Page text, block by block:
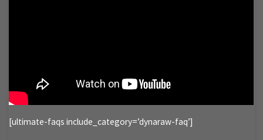
[ultimate-faqs include_category=’dynaraw-faq’]